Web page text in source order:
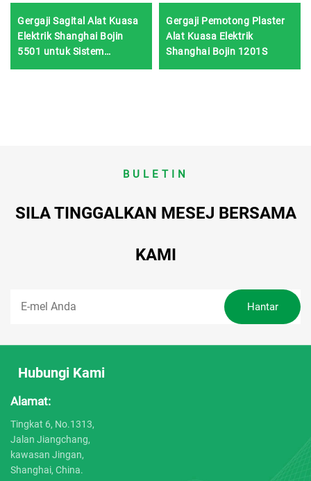
Gergaji Sagital Alat Kuasa
Elektrik Shanghai Bojin
5501 untuk Sistem
Pembedahan Ortopedik
Gergaji Pemotong Plaster
Alat Kuasa Elektrik
Shanghai Bojin 1201S
BULETIN
SILA TINGGALKAN MESEJ BERSAMA
KAMI
Hubungi Kami
Alamat:
Tingkat 6, No.1313,
Jalan Jiangchang,
kawasan Jingan,
Shanghai, China.